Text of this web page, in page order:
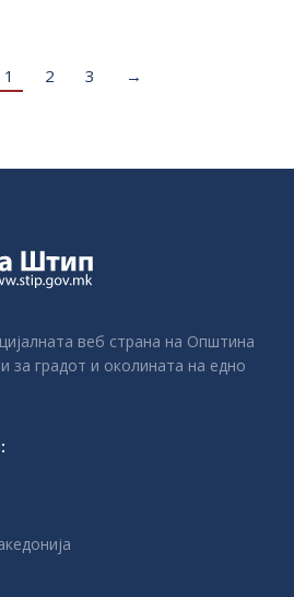
1 2 3 →
веб страна на Општина
градот и околината на едно